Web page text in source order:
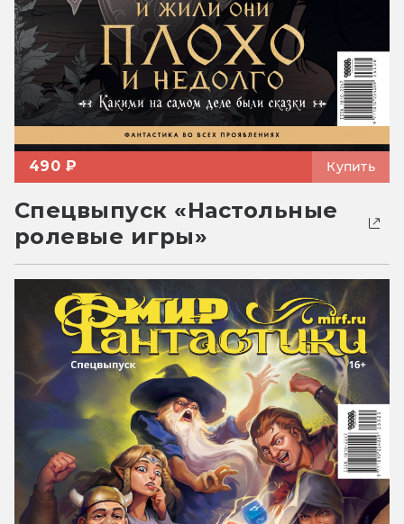
490 ₽ Купить
Спецвыпуск «Настольные
ролевые игры»